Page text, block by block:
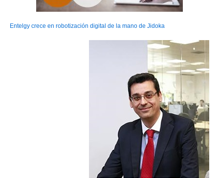
Entelgy crece en robotización digital de la mano de Jidoka